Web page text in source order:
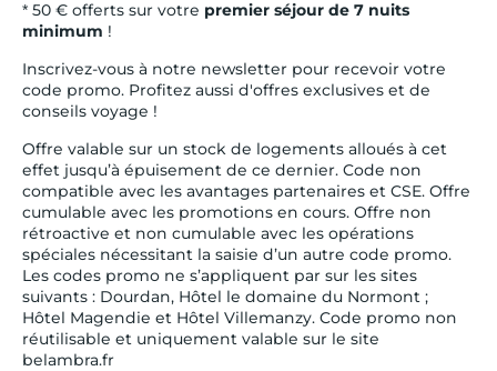
* 50 € offerts sur votre premier séjour de 7 nuits
minimum !
Inscrivez-vous à notre newsletter pour recevoir votre
code promo. Profitez aussi d'offres exclusives et de
conseils voyage !
Offre valable sur un stock de logements alloués à cet
effet jusqu’à épuisement de ce dernier. Code non
compatible avec les avantages partenaires et CSE. Offre
cumulable avec les promotions en cours. Offre non
rétroactive et non cumulable avec les opérations
spéciales nécessitant la saisie d’un autre code promo.
Les codes promo ne s’appliquent par sur les sites
suivants : Dourdan, Hôtel le domaine du Normont ;
Hôtel Magendie et Hôtel Villemanzy. Code promo non
réutilisable et uniquement valable sur le site
belambra.fr